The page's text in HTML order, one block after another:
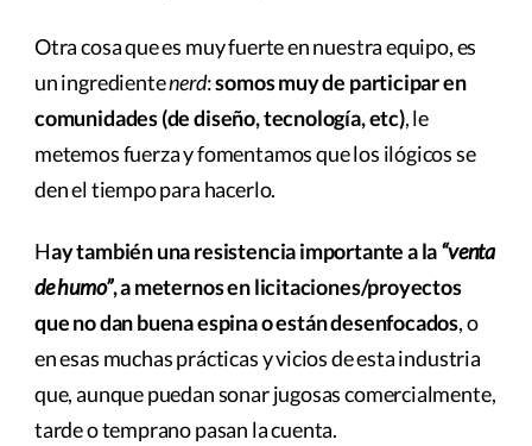
Otra cosa que es muy fuerte en nuestra equipo, es
un ingredientenerd:somos muy de participar en
comunidades (de diseño, tecnología, etc), le
metemos fuerza y fomentamos que los ilógicos se
den el tiempo para hacerlo.
Hay también una resistencia importante a la“venta
de humo”, a meternos en licitaciones/proyectos
que no dan buena espina o están desenfocados, o
en esas muchas prácticas y vicios de esta industria
que, aunque puedan sonar jugosas comercialmente,
tarde o temprano pasan la cuenta.